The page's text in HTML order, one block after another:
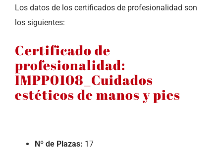
Los datos de los certificados de profesionalidad son
los siguientes:
Certificado de
profesionalidad:
IMPP0108_Cuidados
estéticos de manos y pies
Nº de Plazas: 17